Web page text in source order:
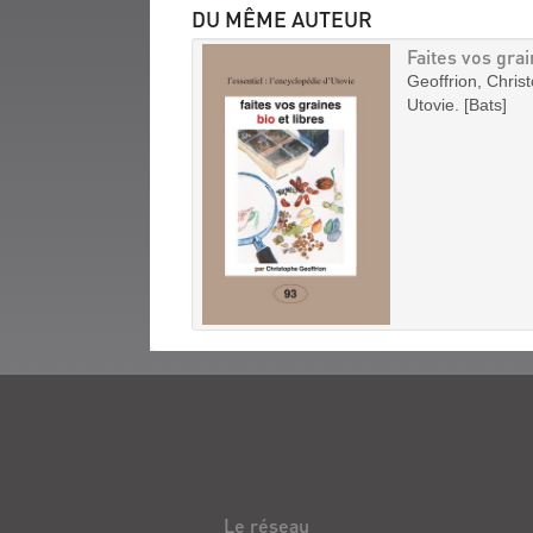
DU MÊME AUTEUR
Faites vos
Geoffrion,
Utovie. [Bats]
Le réseau